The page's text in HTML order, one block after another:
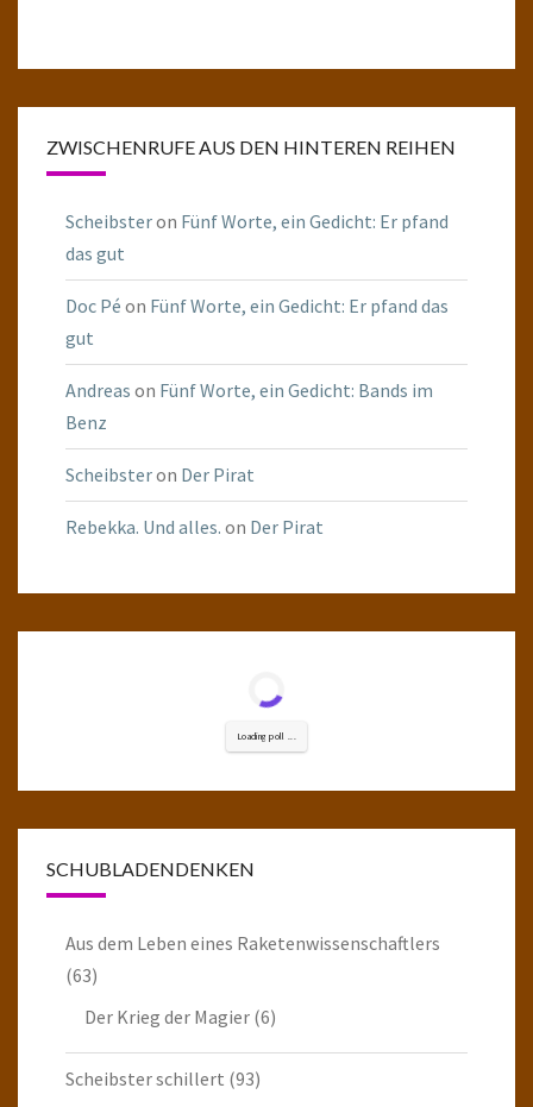
ZWISCHENRUFE AUS DEN HINTEREN REIHEN
Scheibsteron Fünf Worte, ein Gedicht: Er pfand
das gut
Doc Pé on Fünf Worte, ein Gedicht: Er pfand das
gut
Andreas on Fünf Worte, ein Gedicht: Bands im
Benz
Scheibsteron Der Pirat
Rebekka. Und alles. on Der Pirat
Loading poll ...
SCHUBLADENDENKEN
Aus dem Leben eines Raketenwissenschaftlers
(63)
Der Krieg der Magier (6)
Scheibster schillert (93)